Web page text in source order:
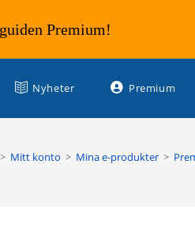
Nyheter Premium
> Mitt konto > Mina e-produkter >
Premium!